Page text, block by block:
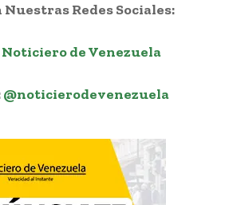
Redes Sociales:
Noticiero de Venezuela
@noticierodevenezuela